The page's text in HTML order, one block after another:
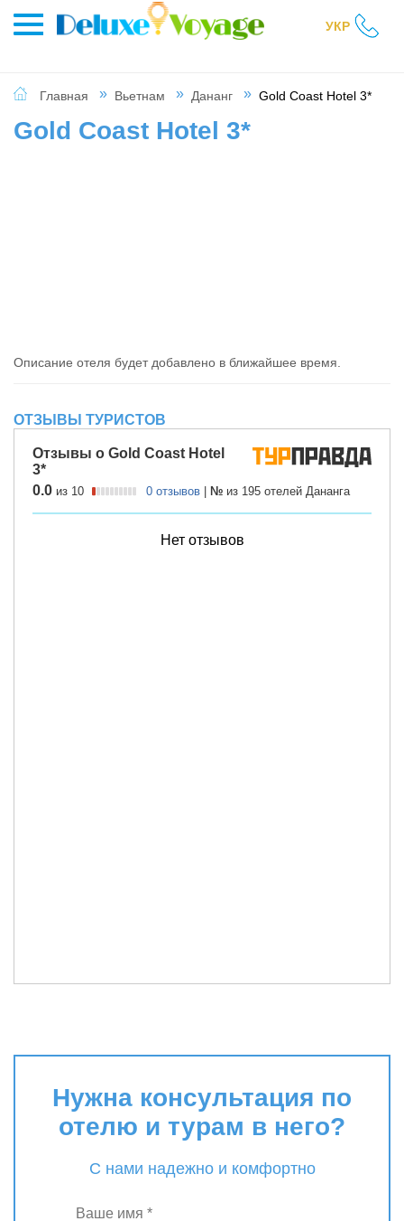
УКР
Главная Вьетнам Дананг Gold Coast Hotel 3*
Gold Coast Hotel 3*
Описание отеля будет добавлено в ближайшее время.
ОТЗЫВЫ ТУРИСТОВ
Нужна консультация по
отелю и турам в него?
С нами надежно и комфортно